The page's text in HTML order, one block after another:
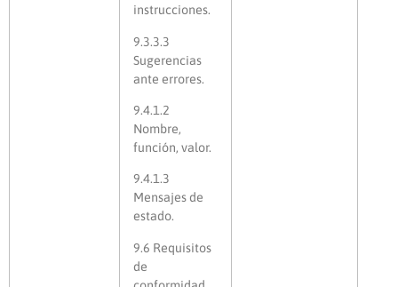
instrucciones.
9.3.3.3
Sugerencias
ante errores.
9.4.1.2
Nombre,
función, valor.
9.4.1.3
Mensajes de
estado.
9.6 Requisitos
de